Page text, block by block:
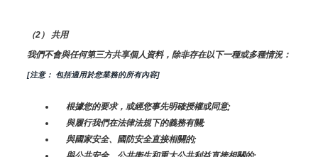
（2） 共用
我們不會與任何第三方共享個人資料，除非存在以下一種或多種情況：
[注意： 包括適用於您業務的所有內容]
根據您的要求，或經您事先明確授權或同意;
與履行我們在法律法規下的義務有關;
與國家安全、國防安全直接相關的;